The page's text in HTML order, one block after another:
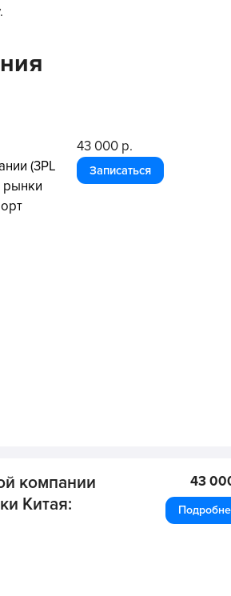
(3PL
рынки
43 000 р.
Записаться
компании
Китая:
43